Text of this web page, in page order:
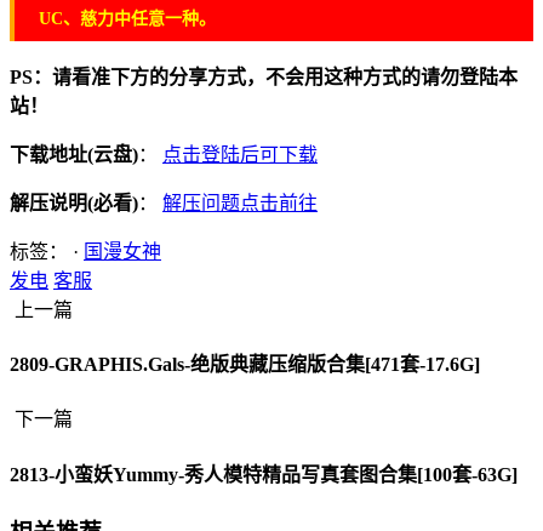
UC、慈力中任意一种。
PS：请看准下方的分享方式，不会用这种方式的请勿登陆本
站！
下载地址(云盘)： 点击登陆后可下载
解压说明(必看)： 解压问题点击前往
标签： · 国漫女神
发电 客服
上一篇
2809-GRAPHIS.Gals-绝版典藏压缩版合集[471套-17.6G]
下一篇
2813-小蛮妖Yummy-秀人模特精品写真套图合集[100套-63G]